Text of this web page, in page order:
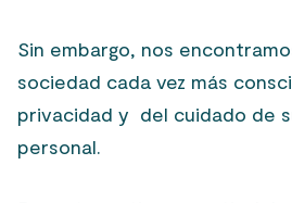
Sin embargo, nos
sociedad cada vez más
privacidad y del cuidado de
personal.